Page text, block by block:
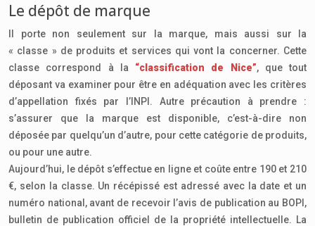
Le dépôt de marque
Il porte non seulement sur la marque, mais aussi sur la
« classe » de produits et services qui vont la concerner. Cette
classe correspond à la “classification de Nice”, que tout
déposant va examiner pour être en adéquation avec les critères
d’appellation fixés par l’INPI. Autre précaution à prendre :
s’assurer que la marque est disponible, c’est-à-dire non
déposée par quelqu’un d’autre, pour cette catégorie de produits,
ou pour une autre.
Aujourd’hui, le dépôt s’effectue en ligne et coûte entre 190 et 210
€, selon la classe. Un récépissé est adressé avec la date et un
numéro national, avant de recevoir l’avis de publication au BOPI,
bulletin de publication officiel de la propriété intellectuelle. La